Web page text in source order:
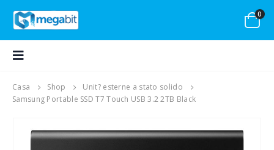
0
Casa Shop
Unit? esterne a stato solido
Samsung Portable SSD T7 Touch USB 3.2 2TB Black